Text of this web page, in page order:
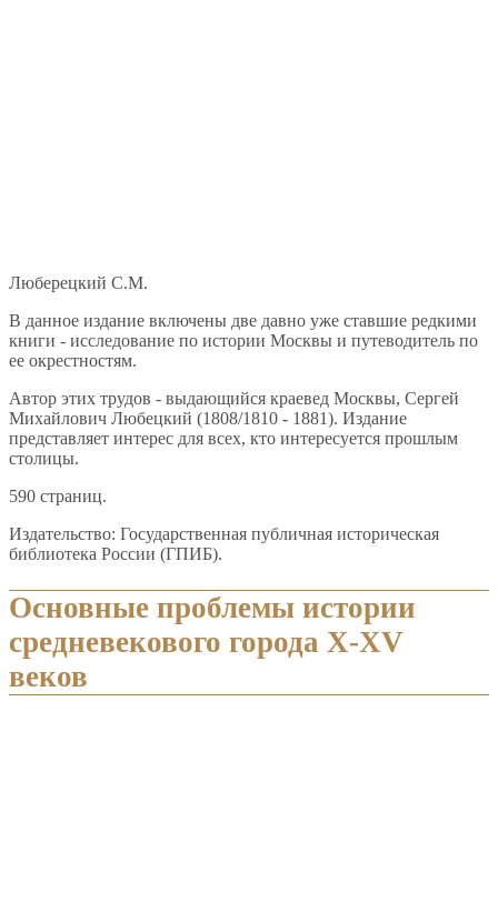
Люберецкий С.М.
В данное издание включены две давно уже ставшие редкими
книги - исследование по истории Москвы и путеводитель по
ее окрестностям.
Автор этих трудов - выдающийся краевед Москвы, Сергей
Михайлович Любецкий (1808/1810 - 1881). Издание
представляет интерес для всех, кто интересуется прошлым
столицы.
590 страниц.
Издательство: Государственная публичная историческая
библиотека России (ГПИБ).
Основные проблемы истории
средневекового города Х-XV
веков